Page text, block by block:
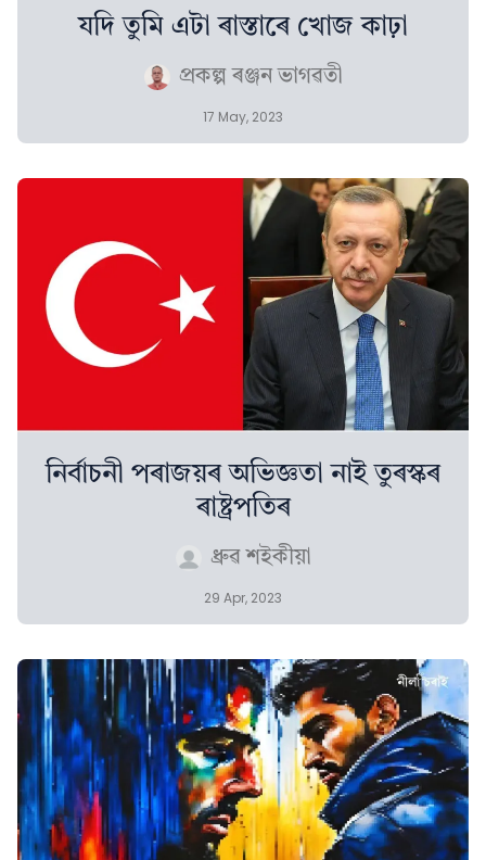
যদি তুমি এটা ৰাস্তাৰে খোজ কাঢ়া
প্ৰকল্প ৰঞ্জন ভাগৱতী
17 May, 2023
নিৰ্বাচনী পৰাজয়ৰ অভিজ্ঞতা নাই তুৰস্কৰ
ৰাষ্ট্ৰপতিৰ
ধ্ৰুৱ শইকীয়া
29 Apr, 2023